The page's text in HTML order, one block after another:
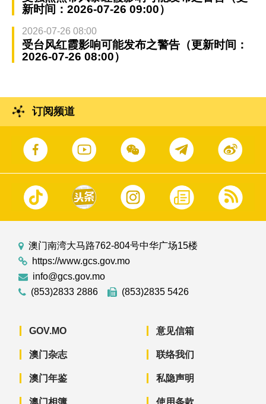
新时间：2026-07-26 09:00）
2026-07-26 08:00
受台风红霞影响可能发布之警告（更新时间：
2026-07-26 08:00）
订阅频道
澳门南湾大马路762-804号中华广场15楼
https://www.gcs.gov.mo
info@gcs.gov.mo
(853)2833 2886
(853)2835 5426
GOV.MO
澳门杂志
澳门年鉴
澳门相簿
意见信箱
联络我们
私隐声明
使用条款